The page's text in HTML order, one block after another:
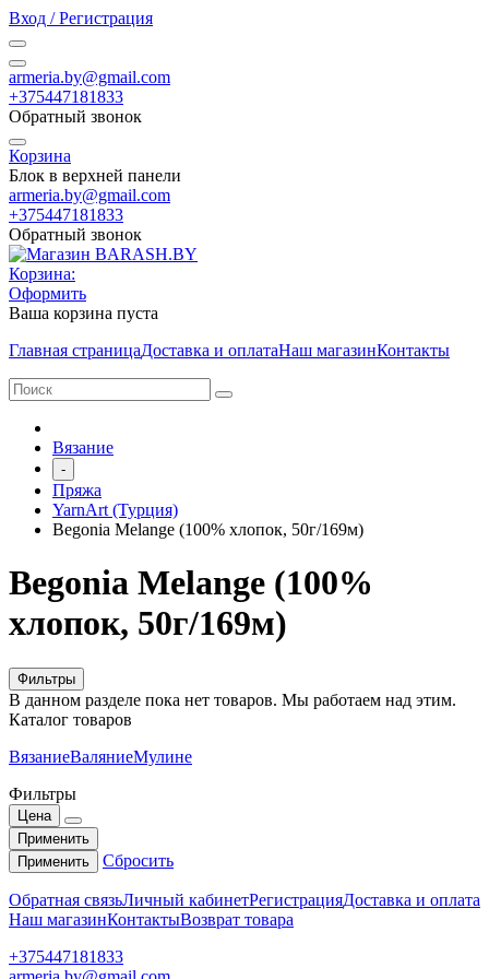
Вход / Регистрация
armeria.by@gmail.com
+375447181833
Обратный звонок
Корзина
Блок в верхней панели
armeria.by@gmail.com
+375447181833
Обратный звонок
Корзина:
Оформить
Ваша корзина пуста
Главная страницаДоставка и оплатаНаш магазинКонтакты
Вязание
-
Пряжа
YarnArt (Турция)
Begonia Melange (100% хлопок, 50г/169м)
Begonia Melange (100%
хлопок, 50г/169м)
Фильтры
В данном разделе пока нет товаров. Мы работаем над этим.
Каталог товаров
ВязаниеВаляниеМулине
Фильтры
Цена
Применить
Применить
Сбросить
Обратная связьЛичный кабинетРегистрацияДоставка и оплата
Наш магазинКонтактыВозврат товара
+375447181833